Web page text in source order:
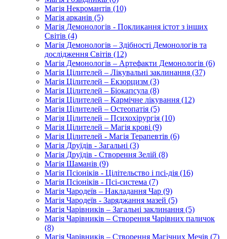
Магія Некромантів (10)
Магія арканів (5)
Магія Демонологів - Покликання істот з інших
Світів (4)
Магія Демонологів – Здібності Демонологів та
дослідження Світів (12)
Магія Демонологів – Артефакти Демонологів (6)
Магія Цілителей – Лікувальні заклинання (37)
Магія Цілителей – Екзорцизм (3)
Магія Цілителей – Біокапсула (8)
Магія Цілителей – Кармічне лікування (12)
Магія Цілителей – Остеопатія (5)
Магія Цілителей – Психохірургія (10)
Магія Цілителей – Магія крові (9)
Магія Цілителей - Магія Терапевтів (6)
Магія Друїдів - Загальні (3)
Магія Друїдів - Створення Зелій (8)
Магія Шаманів (9)
Магія Псіоніків - Цілітельство і псі-дія (16)
Магія Псіоніків - Псі-система (7)
Магія Чародеїв – Накладання Чар (9)
Магія Чародеїв - Заряджання мазей (5)
Магія Чарівників – Загальні заклинання (5)
Магія Чарівників – Створення Чарівних паличок
(8)
Магія Чарівників – Створення Магічних Мечів (7)